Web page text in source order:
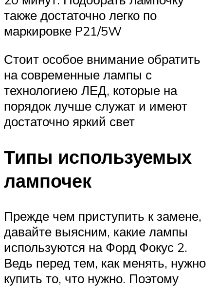
также достаточно легко по
маркировке P21/5W
Стоит особое внимание обратить
на современные лампы с
технологиею ЛЕД, которые на
порядок лучше служат и имеют
достаточно яркий свет
Типы используемых
лампочек
Прежде чем приступить к замене,
давайте выясним, какие лампы
используются на Форд Фокус 2.
Ведь перед тем, как менять, нужно
купить то, что нужно. Поэтому